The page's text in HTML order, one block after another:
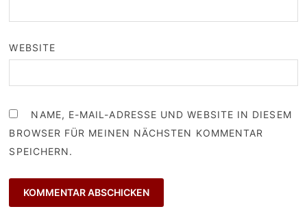
WEBSITE
NAME, E-MAIL-ADRESSE UND WEBSITE IN DIESEM
BROWSER FÜR MEINEN NÄCHSTEN KOMMENTAR
SPEICHERN.